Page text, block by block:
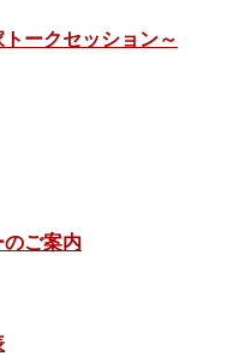
ークセッション～
ご案内